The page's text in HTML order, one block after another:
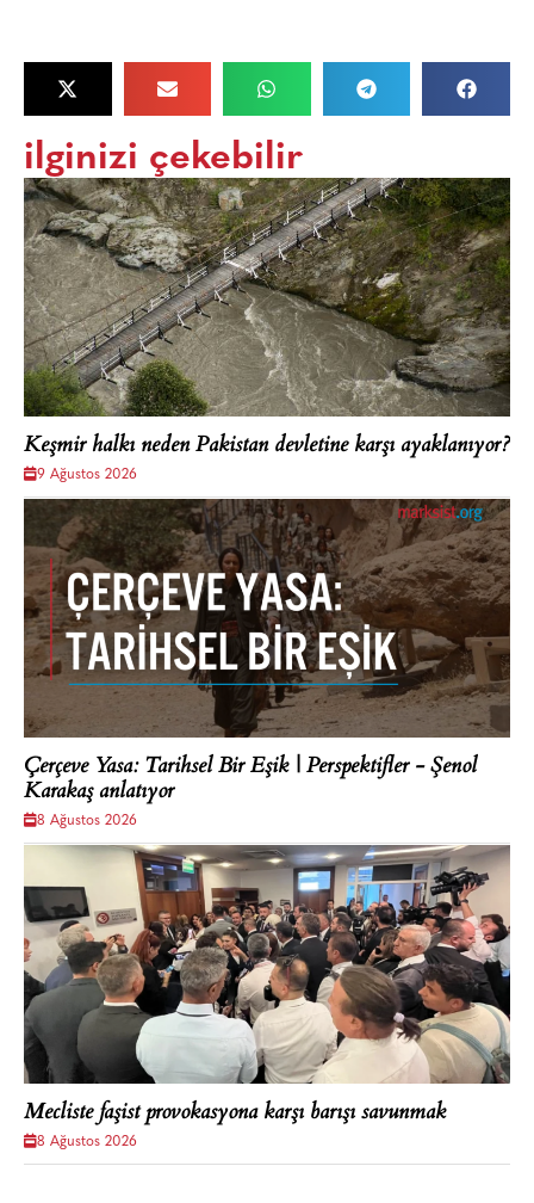
ilginizi çekebilir
Keşmir halkı neden Pakistan devletine karşı ayaklanıyor?
9 Ağustos 2026
Çerçeve Yasa: Tarihsel Bir Eşik | Perspektifler - Şenol
Karakaş anlatıyor
8 Ağustos 2026
Mecliste faşist provokasyona karşı barışı savunmak
8 Ağustos 2026